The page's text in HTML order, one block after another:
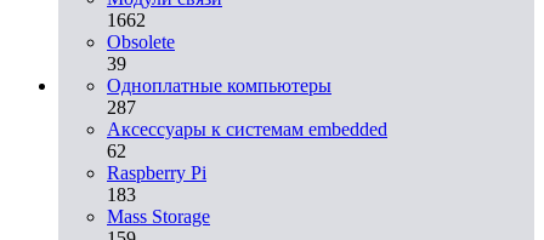
1662
Obsolete
39
Одноплатные компьютеры
287
Аксессуары к системам embedded
62
Raspberry Pi
183
Mass Storage